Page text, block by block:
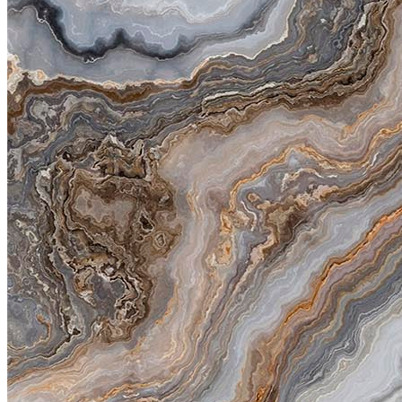
STRADO
6500руб/м2
Подробнее о материалах